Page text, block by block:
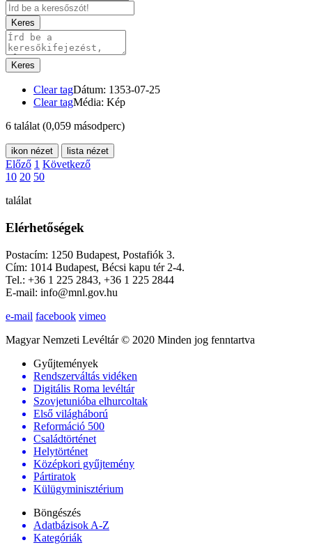
Keres
Keres
Clear tagDátum: 1353-07-25
Clear tagMédia: Kép
6 találat (0,059 másodperc)
ikon nézet lista nézet
Előző 1 Következő
10 20 50
találat
Elérhetőségek
Postacím: 1250 Budapest, Postafiók 3.
Cím: 1014 Budapest, Bécsi kapu tér 2-4.
Tel.: +36 1 225 2843, +36 1 225 2844
E-mail: info@mnl.gov.hu
e-mail facebook vimeo
Magyar Nemzeti Levéltár © 2020 Minden jog fenntartva
Gyűjtemények
Rendszerváltás vidéken
Digitális Roma levéltár
Szovjetunióba elhurcoltak
Első világháború
Reformáció 500
Családtörténet
Helytörténet
Középkori gyűjtemény
Pártiratok
Külügyminisztérium
Böngészés
Adatbázisok A-Z
Kategóriák